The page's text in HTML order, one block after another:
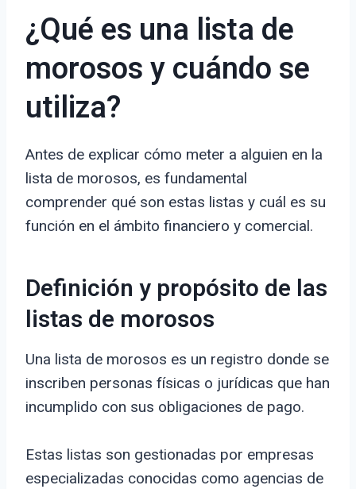
¿Qué es una lista de
morosos y cuándo se
utiliza?
Antes de explicar cómo meter a alguien en la
lista de morosos, es fundamental
comprender qué son estas listas y cuál es su
función en el ámbito financiero y comercial.
Definición y propósito de las
listas de morosos
Una lista de morosos es un registro donde se
inscriben personas físicas o jurídicas que han
incumplido con sus obligaciones de pago.
Estas listas son gestionadas por empresas
especializadas conocidas como agencias de